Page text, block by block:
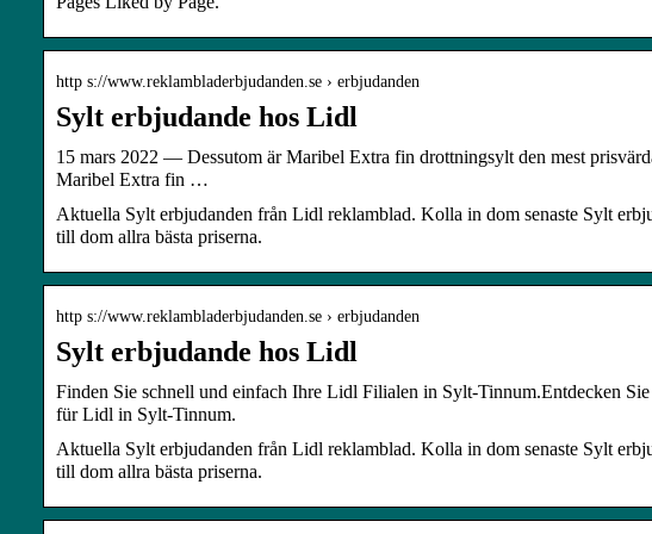
http s://www.reklambladerbjudanden.se › erbjudanden
Sylt erbjudande hos Lidl
15 mars 2022 — Dessutom är Maribel Extra fin drottningsylt den mest
Maribel Extra fin …
Aktuella Sylt erbjudanden från Lidl reklamblad. Kolla in dom senaste Sylt
till dom allra bästa priserna.
http s://www.reklambladerbjudanden.se › erbjudanden
Sylt erbjudande hos Lidl
Finden Sie schnell und einfach Ihre Lidl Filialen in Sylt-Tinnum.Entdecken
für Lidl in Sylt-Tinnum.
Aktuella Sylt erbjudanden från Lidl reklamblad. Kolla in dom senaste Sylt
till dom allra bästa priserna.